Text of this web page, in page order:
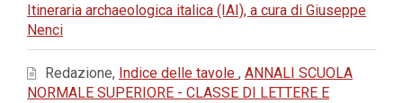
Itineraria archaeologica italica (IAI), a cura di Giuseppe
Nenci
Redazione, Indice delle tavole , ANNALI SCUOLA
NORMALE SUPERIORE - CLASSE DI LETTERE E